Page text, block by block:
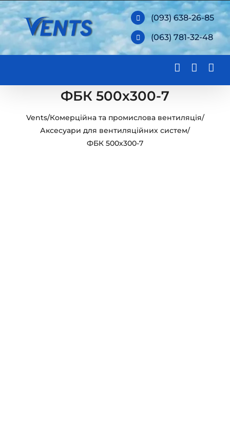
Skip
to
content
(093) 638-26-85
(063) 781-32-48
ФБК 500х300-7
Vents/Комерційна та промислова вентиляція/
Аксесуари для вентиляційних систем/
ФБК 500х300-7